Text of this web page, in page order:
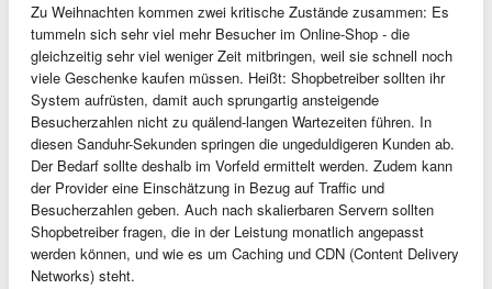
Zu Weihnachten kommen zwei kritische Zustände zusammen: Es
tummeln sich sehr viel mehr Besucher im Online-Shop - die
gleichzeitig sehr viel weniger Zeit mitbringen, weil sie schnell noch
viele Geschenke kaufen müssen. Heißt: Shopbetreiber sollten ihr
System aufrüsten, damit auch sprungartig ansteigende
Besucherzahlen nicht zu quälend-langen Wartezeiten führen. In
diesen Sanduhr-Sekunden springen die ungeduldigeren Kunden ab.
Der Bedarf sollte deshalb im Vorfeld ermittelt werden. Zudem kann
der Provider eine Einschätzung in Bezug auf Traffic und
Besucherzahlen geben. Auch nach skalierbaren Servern sollten
Shopbetreiber fragen, die in der Leistung monatlich angepasst
werden können, und wie es um Caching und CDN (Content Delivery
Networks) steht.